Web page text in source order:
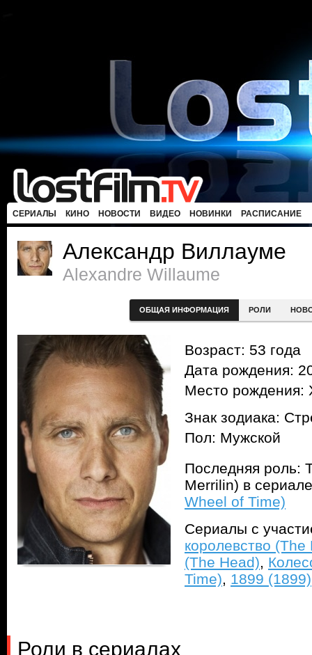
СЕРИАЛЫ КИНО НОВОСТИ ВИДЕО НОВИНКИ РАСПИСАНИЕ
Александр Виллауме
Alexandre Willaume
ОБЩАЯ ИНФОРМАЦИЯ РОЛИ
Возраст: 53 года
Дата рождения:
Место рождения:
Знак зодиака:
Пол: Мужской
Последняя роль:
Merrilin) в
Wheel of Time)
Сериалы с
королевство
(The Head),
Time), 1899 (1899)
Роли в сериалах